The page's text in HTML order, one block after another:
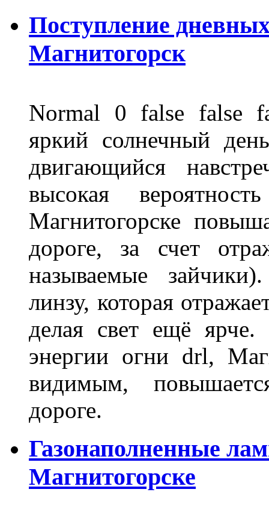
Поступление
Магнитогорск
Normal 0 false false
яркий солнечный
двигающийся
высокая
Магнитогорске
дороге, за счет
называемые
линзу, которая
делая свет ещё
энергии огни drl,
видимым,
дороге.
Газонаполненные
Магнитогорске